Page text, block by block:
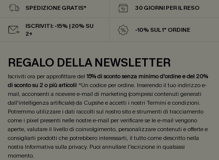
SPEDIZIONE GRATIS* 30 GIORNI PER IL RESO
ISCRIVITI: -15% | 20% SU
2+
-10% SUL 1° ORDINE
REGALO DELLA NEWSLETTER
Iscriviti ora per approfittare del 15% di sconto senza minimo d'ordine e del 20%
di sconto su 2 o più articoli! *Un codice per ordine. Inserendo il tuo indirizzo e-
mail, acconsenti a ricevere e-mail di marketing (compresi contenuti generati
dall'intelligenza artificiale) da Cupshe e accetti i nostri Termini e condizioni.
Potremmo utilizzare i dati raccolti sul nostro sito e strumenti di tracciamento
come i pixel presenti nelle nostre e-mail per verificare se le e-mail vengono
aperte, valutare il livello di coinvolgimento, personalizzare contenuti e offerte e
consigliarti prodotti che potrebbero interessarti, il tutto come descritto nella
nostra Informativa sulla privacy. Puoi annullare l'iscrizione in qualsiasi
momento.